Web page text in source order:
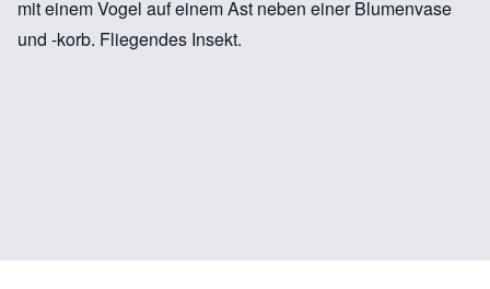
mit einem Vogel auf einem Ast neben einer Blumenvase
und -korb. Fliegendes Insekt.